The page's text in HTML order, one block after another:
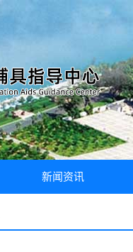
新闻资讯
通知公告